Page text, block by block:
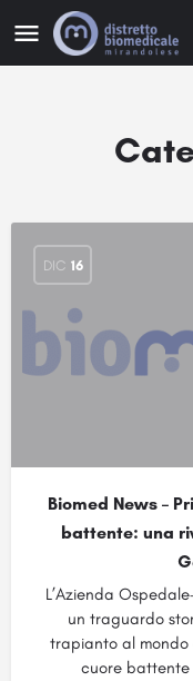
DIC 16
Biomed News –
battente: una
L’Azienda
un traguardo
trapianto al mondo
cuore battente